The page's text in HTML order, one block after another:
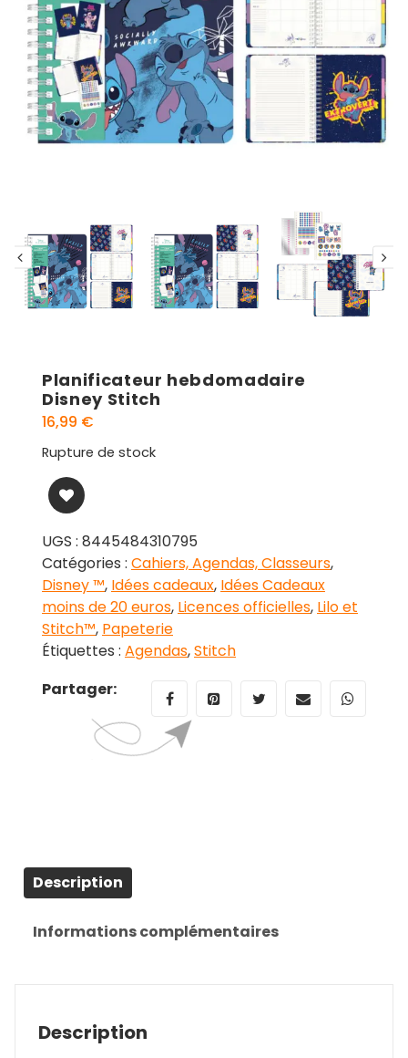
Planificateur hebdomadaire
Disney Stitch
16,99 €
Rupture de stock
UGS : 8445484310795
Catégories : Cahiers, Agendas, Classeurs,
Disney ™, Idées cadeaux, Idées Cadeaux
moins de 20 euros, Licences officielles, Lilo et
Stitch™, Papeterie
Étiquettes : Agendas,Stitch
Partager:
Description
Informations complémentaires
Description